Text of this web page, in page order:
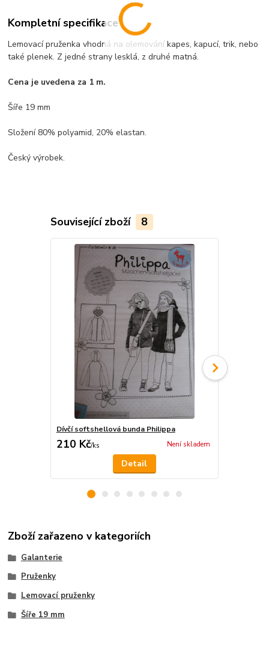
Kompletní specifikace
Lemovací pruženka vhodná na olemování kapes, kapucí, trik, nebo
také plenek. Z jedné strany lesklá, z druhé matná.
Cena je uvedena za 1 m.
Šíře 19 mm
Složení 80% polyamid, 20% elastan.
Český výrobek.
Související zboží 8
Dívčí softshellová bunda Philippa
210 Kč/ks Není skladem
Detail
Zboží zařazeno v kategoriích
Galanterie
Pruženky
Lemovací pruženky
Šíře 19 mm